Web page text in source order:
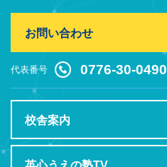
お問い合わせ
代表番号 0776-30-0490
校舎案内